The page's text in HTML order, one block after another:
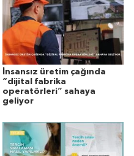
İnsansız üretim çağında
“dijital fabrika
operatörleri” sahaya
geliyor